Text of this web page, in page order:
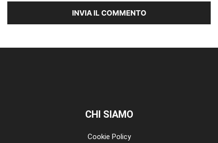
CHI SIAMO
Cookie Policy